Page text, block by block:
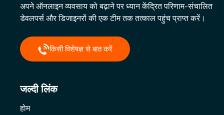
अपने ऑनलाइन व्यवसाय को बढ़ाने पर ध्यान केंद्रित परिणाम-संचालित
डेवलपर्स और डिजाइनरों की एक टीम तक तत्काल पहुंच प्राप्त करें।
किसी विशेषज्ञ से बात करें
जल्दी लिंक
होम